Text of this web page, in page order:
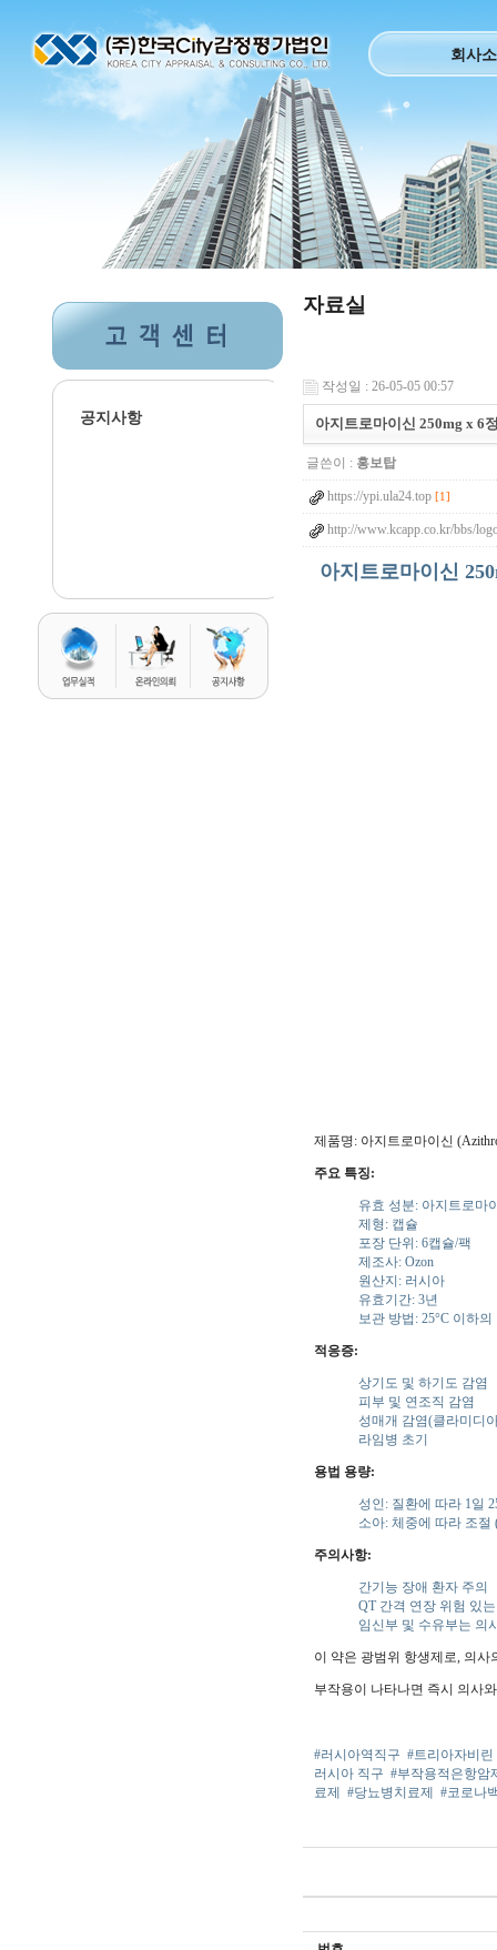
회사
공지사항
자료실
작성일 : 26-05-05 00:57
아지트로마이신 250mg x 6
글쓴이 : 홍보탑
https://ypi.ula24.top [1]
http://www.kcapp.co.kr/bbs/
아지트로마이신
제품명: 아지트로마이신
주요 특징:
유효 성분: 아지트로마
제형: 캡슐
포장 단위: 6캡슐/팩
제조사: Ozon
원산지: 러시아
유효기간: 3년
보관 방법: 25°C 이하
적응증:
상기도 및 하기도 감염
피부 및 연조직 감염
성매개 감염(클라미디
라임병 초기
용법 용량:
성인: 질환에 따라 1일
소아: 체중에 따라 조절
주의사항:
간기능 장애 환자 주의
QT 간격 연장 위험 있
임신부 및 수유부는 의
이 약은 광범위 항생제로, 의
부작용이 나타나면 즉시 의사
#러시아역직구 #트리아자비린
러시아 직구 #부작용적은항암
료제
#당뇨병치료제 #코로나